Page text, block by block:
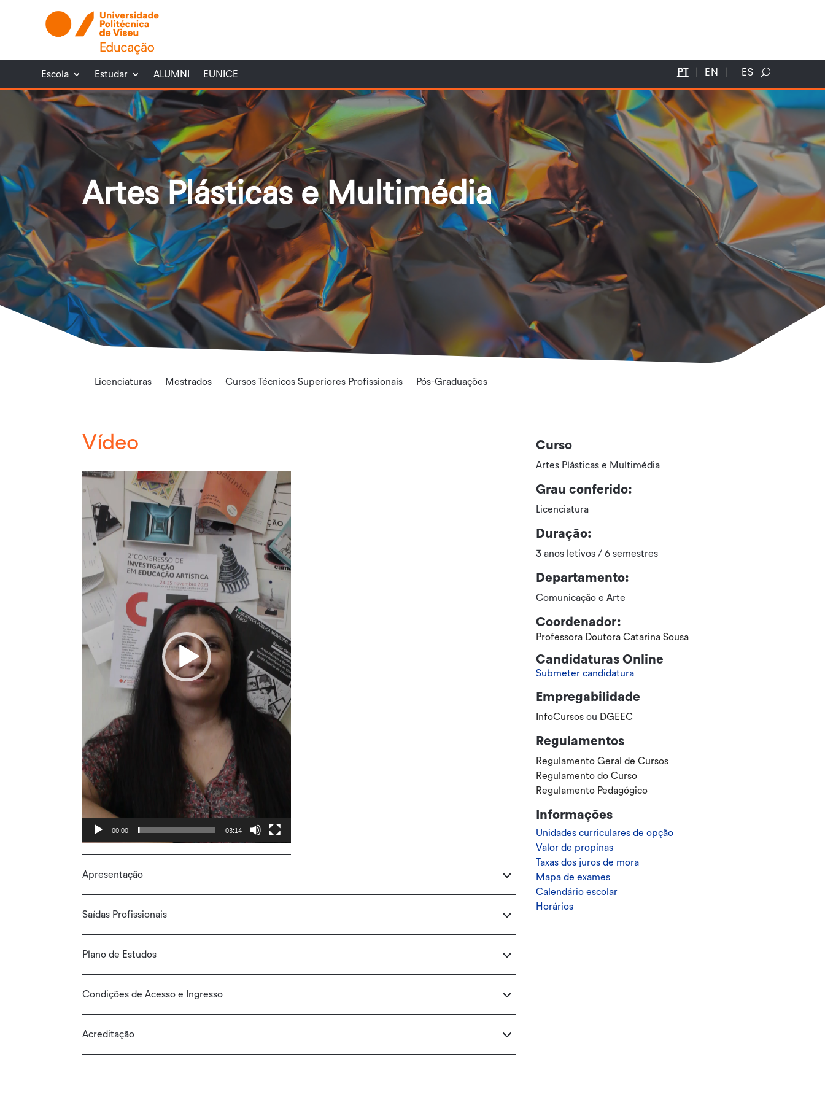
Escola Estudar ALUMNI EUNICE PT EN ES
Artes Plásticas e Multimédia
Licenciaturas Mestrados Cursos Técnicos Superiores Profissionais Pós-Graduações
Vídeo
Reprodutor
de
vídeo
00:00 03:14
Apresentação
Saídas Profissionais
Plano de Estudos
Condições de Acesso e Ingresso
Acreditação
Curso
Artes Plásticas e Multimédia
Grau conferido:
Licenciatura
Duração:
3 anos letivos / 6 semestres
Departamento:
Comunicação e Arte
Coordenador:
Professora Doutora Catarina Sousa
Candidaturas Online
Submeter candidatura
Empregabilidade
InfoCursosou DGEEC
Regulamentos
Regulamento Geral de Cursos
Regulamento do Curso
Regulamento Pedagógico
Informações
Unidades curriculares de opção
Valor de propinas
Taxas dos juros de mora
Mapa de exames
Calendário escolar
Horários